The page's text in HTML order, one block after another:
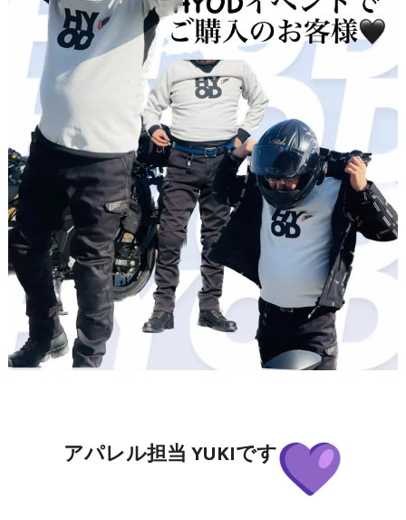
アパレル担当 YUKIです